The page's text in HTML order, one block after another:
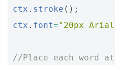
ctx . stroke ();
ctx . font="20px
//Place each word